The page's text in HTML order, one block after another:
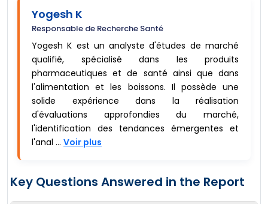
Yogesh K
Responsable de Recherche Santé
Yogesh K est un analyste d'études de marché
qualifié, spécialisé dans les produits
pharmaceutiques et de santé ainsi que dans
l'alimentation et les boissons. Il possède une
solide expérience dans la réalisation
d'évaluations approfondies du marché,
l'identification des tendances émergentes et
l'anal ... Voir plus
Key Questions Answered in the Report